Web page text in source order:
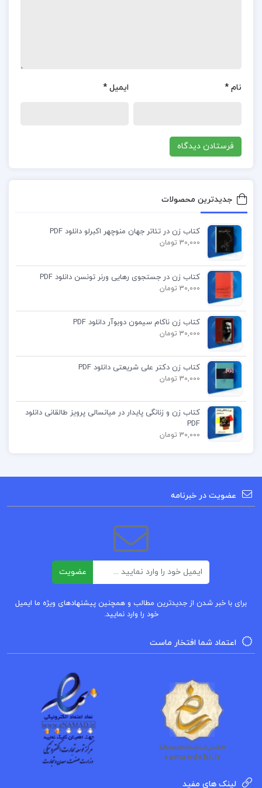
آشنایی با محیط سازمانی
آشنایی با اسناد حسابداری
حسابداری مالی
آشنایی با نحوه بایگانی
دانلود جزوه کارورزی در بانک شهر
جزوه کارورزی در بانک شهر
دانلود کارورزی در بانک شهر
کارورزی در بانک شهر
کارورزی در بانک شهر PDF
کتاب پیشنهادی
جزوه ریاضی کاربردی حسینی
جزوه مروری جامع بر حسابداری صنعتی
کتاب شیمی عمومی ۱ چارلز مورتیمر عیسی
یاوری
نام * ایمیل *
جدیدترین محصولات
کتاب زن در تئاتر جهان منوچهر اکبرلو دانلود PDF
30,000 تومان
کتاب زن در جستجوی رهایی ورنر تونسن دانلود PDF
30,000 تومان
کتاب زن ناکام سیمون دوبوآر دانلود PDF
30,000 تومان
کتاب زن دکتر علی شریعتی دانلود PDF
30,000 تومان
کتاب زن و زنانگی پایدار در میانسالی پرویز طالقانی دانلود
PDF
30,000 تومان
عضویت در خبرنامه
عضویت
برای با خبر شدن از جدیدترین مطالب و همچنین پیشنهادهای ویژه ما ایمیل
خود را وارد نمایید.
اعتماد شما افتخار ماست
لینک های مفید